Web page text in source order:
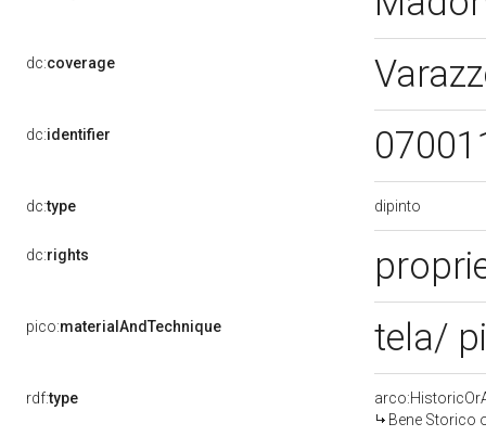
dc:coverage
dc:identifier
dc:type dipinto
dc:rights
pico:materialAndTechnique tela/
rdf:type
Bene Storico